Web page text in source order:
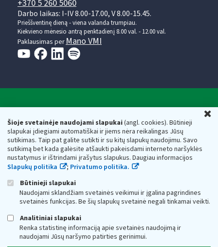
Šioje svetainėje naudojami slapukai(angl. cookies). Būtinieji
slapukai įdiegiami automatiškai ir jiems nėra reikalingas Jūsų
sutikimas. Taip pat galite sutikti ir su kitų slapukų naudojimu. Savo
sutikimą bet kada galėsite atšaukti pakeisdami interneto naršyklės
nustatymus ir ištrindami įrašytus slapukus. Daugiau informacijos
Slapukų politika
; Privatumo politika.
Būtinieji slapukai
Naudojami sklandžiam svetainės veikimui ir įgalina pagrindines
svetainės funkcijas. Be šių slapukų svetainė negali tinkamai veikti.
Analitiniai slapukai
Renka statistinę informaciją apie svetainės naudojimą ir
naudojami Jūsų naršymo patirties gerinimui.
+370 5 260 5060
Darbo laikas: I-IV 8.00-17.00, V 8.00-15.45.
Prieššventinę dieną - viena valanda trumpiau.
Kiekvieno mėnesio antrą penktadienį 8.00 val. - 12.00 val.
Paklausimas perMano VMI
Valstybinė mokesčių inspekcija prie Lietuvos
Respublikos finansų ministerijos
Biudžetinė įstaiga. Juridinio asmens kodas — 188659752,
adresas: Vasario 16-osios g. 14, 01107 Vilnius, Lietuva, el.paštas:
vmi@vmi.lt , E. pristatymo dėžutės adresas 188659752
Duomenys apie Valstybinę mokesčių inspekciją prie Lietuvos
Respublikos finansų ministerijos kaupiami ir saugomi Juridinių